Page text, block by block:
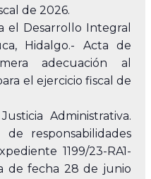
de 2026.
el Desarrollo Integral
Hidalgo.- Acta de
adecuación al
el ejercicio fiscal de
Administrativa.
responsabilidades
1199/23-RA1-
de fecha 28 de junio